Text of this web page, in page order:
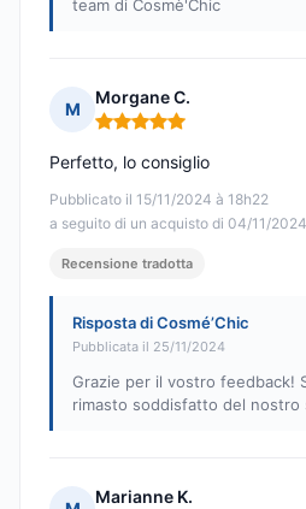
team di Cosmè'Chic
M
Morgane C.
Nota: 5 su 5
Pubblicato il 15/11/2024 à 18h22
a seguito di un acquisto di 04/11/2024
Perfetto, lo consiglio
Recensione tradotta
Risposta di Cosmé’Chic
Pubblicata il 25/11/2024
Grazie per il vostro feedback!
rimasto soddisfatto del nostro
Marianne K.